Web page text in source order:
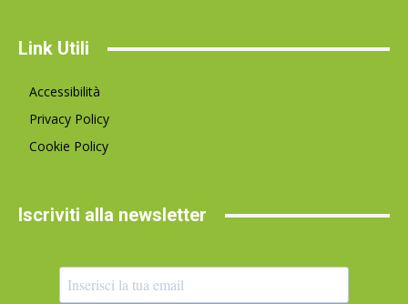
Link Utili
Accessibilità
Privacy Policy
Cookie Policy
Iscriviti alla newsletter